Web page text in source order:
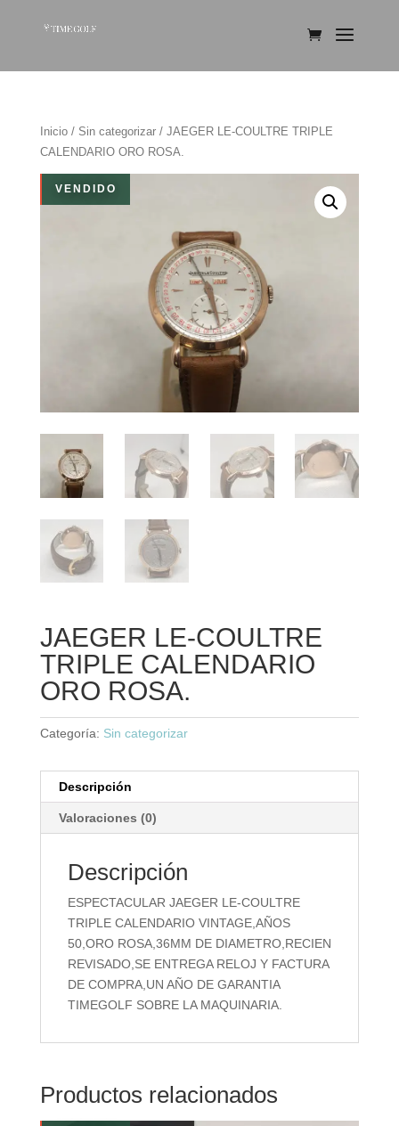
Inicio/ Sin categorizar/ JAEGER LE-COULTRE TRIPLE
CALENDARIO ORO ROSA.
VENDIDO
JAEGER LE-COULTRE
TRIPLE CALENDARIO
ORO ROSA.
Categoría: Sin categorizar
Descripción
Valoraciones (0)
Descripción
ESPECTACULAR JAEGER LE-COULTRE
TRIPLE CALENDARIO VINTAGE,AÑOS
50,ORO ROSA,36MM DE DIAMETRO,RECIEN
REVISADO,SE ENTREGA RELOJ Y FACTURA
DE COMPRA,UN AÑO DE GARANTIA
TIMEGOLF SOBRE LA MAQUINARIA.
Productos relacionados